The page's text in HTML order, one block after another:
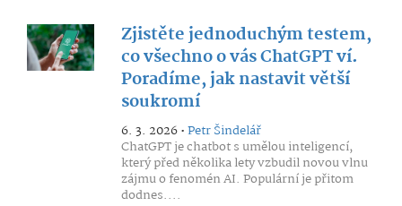
Zjistěte jednoduchým testem,
co všechno o vás ChatGPT ví.
Poradíme, jak nastavit větší
soukromí
6. 3. 2026 •Petr Šindelář
ChatGPT je chatbot s umělou inteligencí,
který před několika lety vzbudil novou vlnu
zájmu o fenomén AI. Populární je přitom
dodnes....